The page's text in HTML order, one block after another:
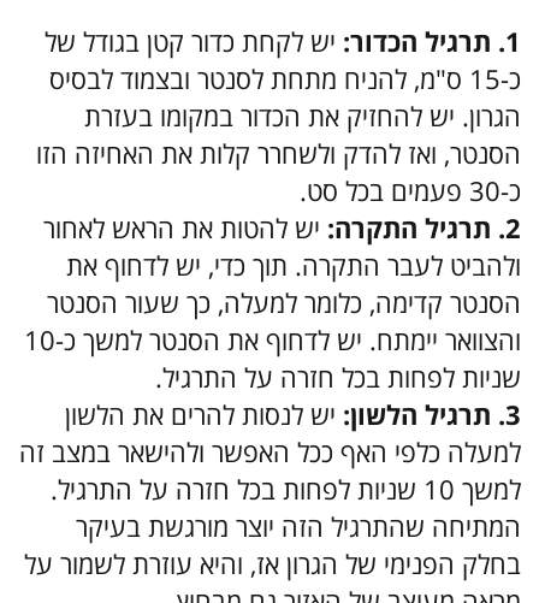
1. תרגיל הכדור:
יש לקחת כדור קטן בגודל של
כ-15 ס"מ, להניח מתחת לסנטר ובצמוד לבסיס
הגרון. יש להחזיק את הכדור במקומו בעזרת
הסנטר, ואז להדק ולשחרר קלות את האחיזה הזו
כ-30 פעמים בכל סט.
2. תרגיל התקרה:
יש להטות את הראש לאחור
ולהביט לעבר התקרה. תוך כדי, יש לדחוף את
הסנטר קדימה, כלומר למעלה, כך שעור הסנטר
והצוואר יימתח. יש לדחוף את הסנטר למשך כ-10
שניות לפחות בכל חזרה על התרגיל.
3. תרגיל הלשון:
יש לנסות להרים את הלשון
למעלה כלפי האף ככל האפשר ולהישאר במצב זה
למשך 10 שניות לפחות בכל חזרה על התרגיל.
המתיחה שהתרגיל הזה יוצר מורגשת בעיקר
בחלק הפנימי של הגרון אז, והיא עוזרת לשמור על